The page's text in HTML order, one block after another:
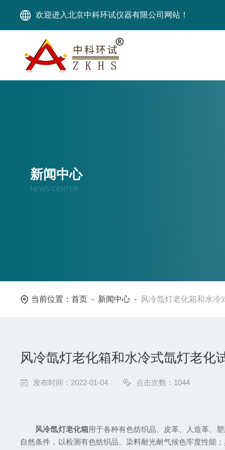
欢迎进入北京中科环试仪器有限公司网站！
新闻中心
NEWS CENTER
当前位置：首页 - 新闻中心 - 风冷氙灯老化箱和水
风冷氙灯老化箱和水冷式氙灯老化
发布时间：2022-01-04 点击次数：1044
风冷氙灯老化箱用于各种有色纺织品、皮革、人造革、
自然条件，以检测有色纺织品、染料耐光耐气候色牢度性能